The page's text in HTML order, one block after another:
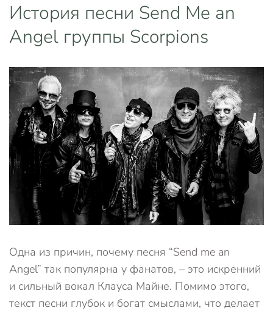
История песни Send Me an
Angel группы Scorpions
Одна из причин, почему песня “Send me an
Angel” так популярна у фанатов, – это искренний
и сильный вокал Клауса Майне. Помимо этого,
текст песни глубок и богат смыслами, что делает